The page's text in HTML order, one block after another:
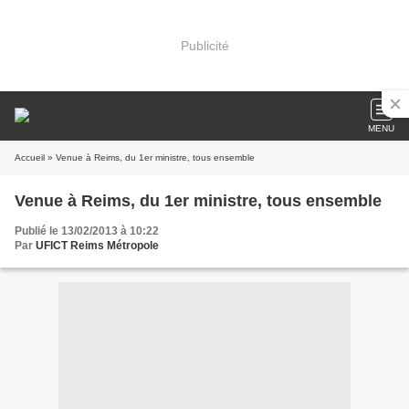
Publicité
MENU
Accueil » Venue à Reims, du 1er ministre, tous ensemble
Venue à Reims, du 1er ministre, tous ensemble
Publié le 13/02/2013 à 10:22
Par UFICT Reims Métropole